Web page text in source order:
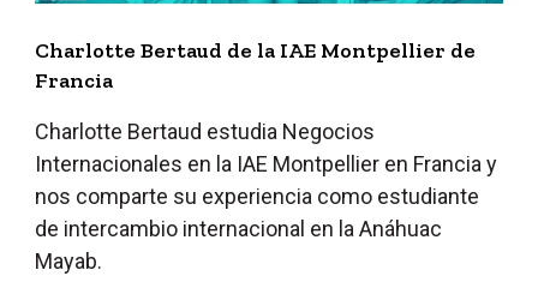
Charlotte Bertaud de la IAE Montpellier de
Francia
Charlotte Bertaud estudia Negocios
Internacionales en la IAE Montpellier en Francia y
nos comparte su experiencia como estudiante
de intercambio internacional en la Anáhuac
Mayab.